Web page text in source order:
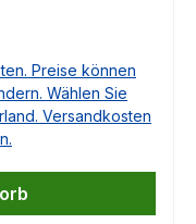
/ W460 /
/ R129 /
6106539,
7910247034
Preise können
Wählen Sie
Versandkosten